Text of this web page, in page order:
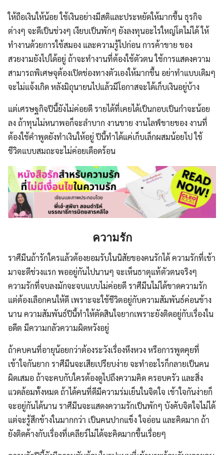
ให้ถือเงินให้น้อย ใช้เงินอย่างมีสติและประหยัดให้มากขึ้น ธุรกิจ
ต่างๆ จะดีเป็นช่วงๆ เงียบเป็นพักๆ ยังลงทุนอะไรใหญ่โตไม่ได้ ให้
ทำงานด้วยการใช้สมอง และความรู้ไปก่อน การค้าขาย ของ
สวยงามยังไปได้อยู่ ถ้าจะทำงานที่ต้องใช้ตัวตน ใช้การแสดงความ
สามารถพิเศษจุต้องเปิดช่องทางตัวเองให้มากขึ้น อย่าทำแบบเดิมๆ
จะไม่แจ้งเกิด หลังมิถุนายนไปแล้วมีโอกาสจะได้เก็บเงินอยู่บ้าง
แต่เศรษฐกิจปีนี้ยังไม่ค่อยดี รายได้ที่เคยได้เป็นกอบเป็นกำจะน้อย
ลง ถ้าทุนไม่หนาพอก็จะลำบาก งานขาย งานไลฟ์ขายของ งานที่
ต้องใช้คำพูดยังทำเงินให้อยู่ ปีนี้ทำได้แค่เก็บเล็กผสมน้อยไป ใช้
ชีวิตแบบสมถะจะไม่ค่อยเดือดร้อน
ความรัก
ราศีมีนถ้ารักใครแล้วต้องยอมรับในนิสัยของคนรักได้ ความรักที่เข้า
มาจะดีช่วงแรก พออยู่กันไปนานๆ จะเห็นธาตุแท้ตัวตนจริงๆ
ความรักที่จบลงมักจะจบแบบไม่ค่อยดี ราศีมีนไม่ได้ขาดความรัก
แต่ต้องเลือกคนให้ดี เพราะจะใช้ชีวิตอยู่กับความสัมพันธ์ค่อนข้าง
นาน ความสัมพันธ์ปีนี้ทำให้ตัดสินใจยากเพราะยังติดอยู่กับเรื่องใน
อดีต มีความกลัวความผิดหวังอยู่
ถ้าคบคนที่อายุน้อยกว่าต้องระวังเรื่องหึงหวง หรือการพูดคุยที่
เข้าใจกันยาก ราศีมีนจะเสียเปรียบง่าย จะทำอะไรก็กลายเป็นคน
ผิดเสมอ ถ้าจะคบกับใครต้องดูไปถึงความคิด ครอบครัว และสิ่ง
แวดล้อมทั้งหมด ถ้าได้คนที่ดีมีความร่มเย็นในจิตใจ เข้าใจกันง่ายก็
จะอยู่กันได้นาน ราศีมีนจะแสดงความรักเป็นพักๆ บังคับจิตใจไม่ได้
แต่จะรู้สึกข้างในมากกว่า เป็นคนปากแข็ง ใจอ่อน และคิดมาก ถ้า
ยังติดค้างกับเรื่องที่เคลียร์ไม่ได้จะคิดมากขึ้นเรื่อยๆ